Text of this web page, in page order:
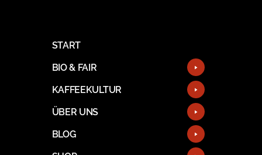
START
BIO & FAIR
KAFFEEKULTUR
ÜBER UNS
BLOG